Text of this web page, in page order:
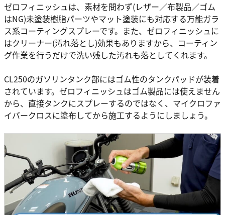
ゼロフィニッシュは、素材を問わず(レザー／布製品／ゴム
はNG)未塗装樹脂パーツやマット塗装にも対応する万能ガラ
ス系コーティングスプレーです。また、ゼロフィニッシュに
はクリーナー(汚れ落とし)効果もありますから、コーティン
グ作業を行うだけで洗い残した汚れも落としてくれます。
CL250のガソリンタンク部にはゴム性のタンクパッドが装着
されています。ゼロフィニッシュはゴム製品には使えません
から、直接タンクにスプレーするのではなく、マイクロファ
イバークロスに塗布してから施工するようにしましょう。